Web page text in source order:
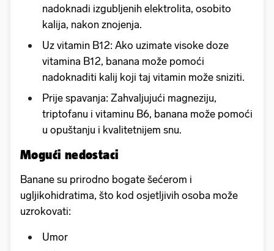
nadoknadi izgubljenih elektrolita, osobito
kalija, nakon znojenja.
Uz vitamin B12: Ako uzimate visoke doze
vitamina B12, banana može pomoći
nadoknaditi kalij koji taj vitamin može sniziti.
Prije spavanja: Zahvaljujući magneziju,
triptofanu i vitaminu B6, banana može pomoći
u opuštanju i kvalitetnijem snu.
Mogući nedostaci
Banane su prirodno bogate šećerom i
ugljikohidratima, što kod osjetljivih osoba može
uzrokovati:
Umor